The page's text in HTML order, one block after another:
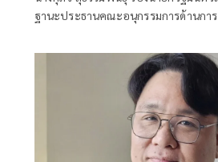
ฐานะประธานคณะอนุกรรมการด้านกา
เอกชนเพื่อแก้ไขปัญหาทางเศรษฐกิจ (ก
พิจารณาโครงการไทยเที่ยวไทย พลัส
อยู่ เพราะต้องดูว่า เงินที่เรามีอยู่ในวงเ